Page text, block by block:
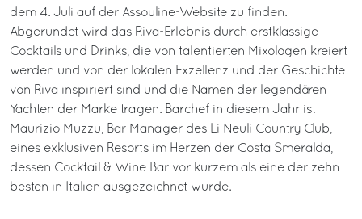
dem 4. Juli auf der Assouline-Website zu finden.
Abgerundet wird das Riva-Erlebnis durch erstklassige
Cocktails und Drinks, die von talentierten Mixologen kreiert
werden und von der lokalen Exzellenz und der Geschichte
von Riva inspiriert sind und die Namen der legendären
Yachten der Marke tragen. Barchef in diesem Jahr ist
Maurizio Muzzu, Bar Manager des Li Neuli Country Club,
eines exklusiven Resorts im Herzen der Costa Smeralda,
dessen Cocktail & Wine Bar vor kurzem als eine der zehn
besten in Italien ausgezeichnet wurde.